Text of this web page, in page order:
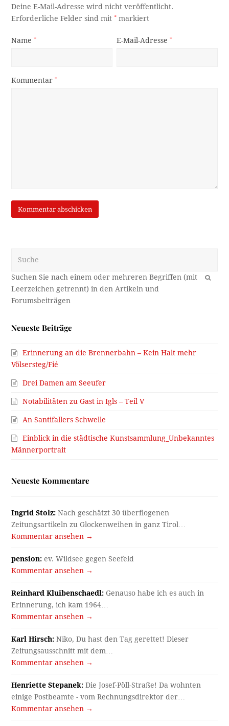
Deine E-Mail-Adresse wird nicht veröffentlicht.
Erforderliche Felder sind mit* markiert
Name* E-Mail-Adresse*
Kommentar*
OK
Neueste Beiträge
Erinnerung an die Brennerbahn – Kein Halt mehr
Völsersteg/Fié
Drei Damen am Seeufer
Notabilitäten zu Gast in Igls – Teil V
An Santifallers Schwelle
Einblick in die städtische Kunstsammlung_Unbekanntes
Männerportrait
Neueste Kommentare
Ingrid Stolz: Nach geschätzt 30 überflogenen
Zeitungsartikeln zu Glockenweihen in ganz Tirol…
Kommentar ansehen →
pension: ev. Wildsee gegen Seefeld
Kommentar ansehen →
Reinhard Kluibenschaedl: Genauso habe ich es auch in
Erinnerung, ich kam 1964…
Kommentar ansehen →
Karl Hirsch: Niko, Du hast den Tag gerettet! Dieser
Zeitungsausschnitt mit dem…
Kommentar ansehen →
Henriette Stepanek: Die Josef-Pöll-Straße! Da wohnten
einige Postbeamte - vom Rechnungsdirektor der…
Kommentar ansehen →